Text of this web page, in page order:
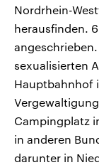
Nordrhein-
herausfinden.
sexualisierten
Hauptbahnhof
Campingplatz
in anderen
darunter in